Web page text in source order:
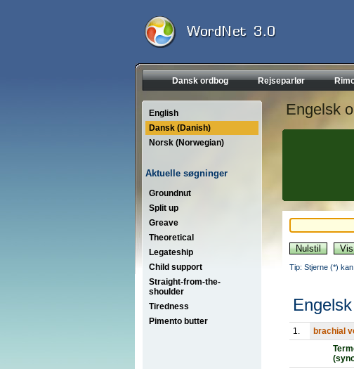
Dansk ordbog Rejseparlør
English
Dansk (Danish)
Norsk (Norwegian)
Aktuelle søgninger
Groundnut
Split up
Greave
Theoretical
Legateship
Child support
Straight-from-the-
shoulder
Tiredness
Pimento butter
Engelsk
Tip: Stjerne (*)
Engelsk
1. brachial